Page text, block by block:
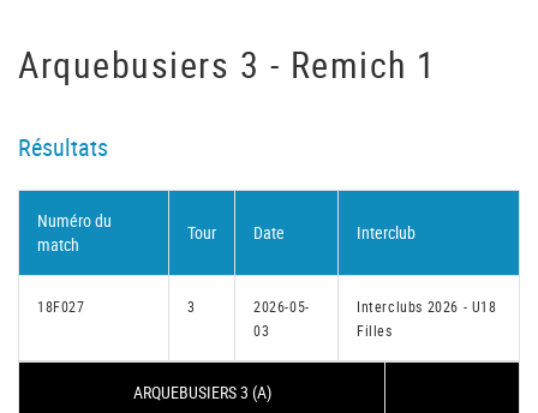
Arquebusiers 3 - Remich 1
Résultats
Numéro du
match
Tour Date Interclub
18F027 3
2026-05-
03
Interclubs 2026 - U18
Filles
ARQUEBUSIERS 3 (A)